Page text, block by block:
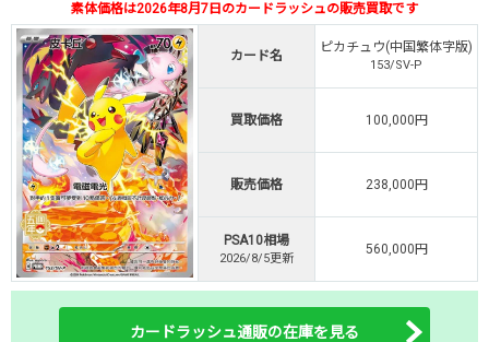
オリくじ
TVCM記念！激熱イベント開催中
オリくじ公式はこちら ＞
TORAオリパ
・リリース1周年イベント開催中！
・新規登録で最大90%OFF
初回登録で4種類アド確解放
TORAオリパ公式はこちら ＞
素体価格は2026年8月7日のカードラッシュの販売買取です
カード名
ピカチュウ(中国繁体字版)
153/SV-P
買取価格 100,000円
販売価格 238,000円
PSA10相場
2026/8/5更新
560,000円
カードラッシュ通販の在庫を見る